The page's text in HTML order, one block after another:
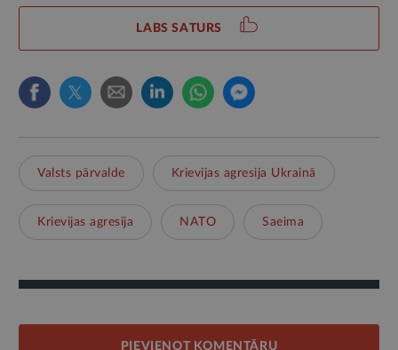
LABS SATURS
Valsts pārvalde Krievijas agresija Ukrainā
Krievijas agresija NATO Saeima
PIEVIENOT KOMENTĀRU